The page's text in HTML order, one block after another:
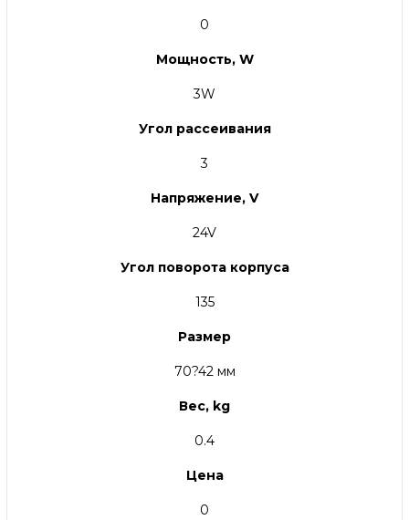
0
Мощность, W
3W
Угол рассеивания
3
Напряжение, V
24V
Угол поворота корпуса
135
Размер
70?42 мм
Вес, kg
0.4
Цена
0